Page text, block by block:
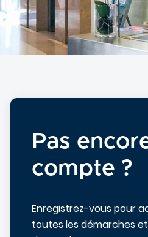
Pas
compte ?
Enregistrez-vous pour
toutes les démarches